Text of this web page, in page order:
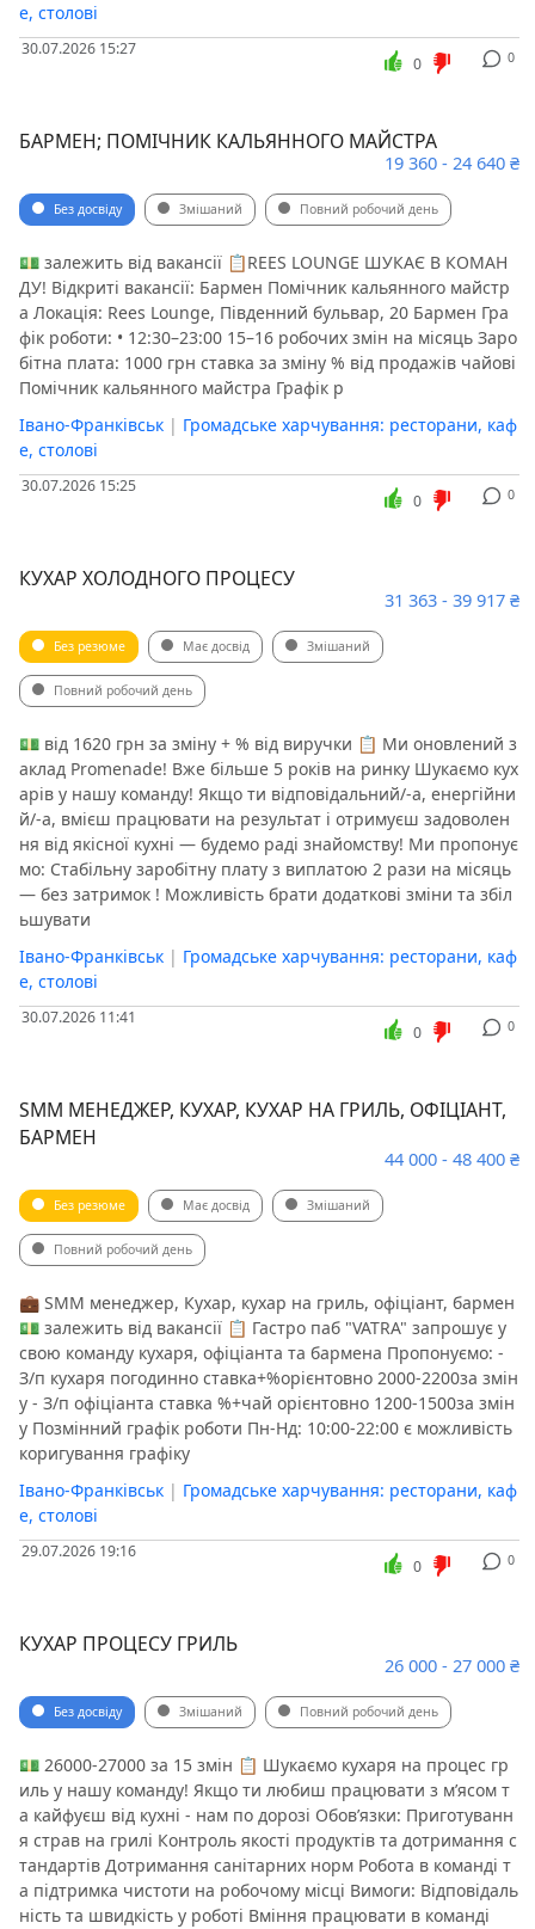
е, столові
30.07.2026 15:27 0
0
БАРМЕН; ПОМІЧНИК КАЛЬЯННОГО МАЙСТРА
19 360 - 24 640 ₴
Без досвіду Змішаний Повний робочий день
💵 залежить від вакансії 📋REES LOUNGE ШУКАЄ В КОМАН
ДУ! Відкриті вакансії: Бармен Помічник кальянного майстр
а Локація: Rees Lounge, Південний бульвар, 20 Бармен Гра
фік роботи: • 12:30–23:00 15–16 робочих змін на місяць Заро
бітна плата: 1000 грн ставка за зміну % від продажів чайові
Помічник кальянного майстра Графік р
Івано-Франківськ | Громадське харчування: ресторани, каф
е, столові
30.07.2026 15:25 0
0
КУХАР ХОЛОДНОГО ПРОЦЕСУ
31 363 - 39 917 ₴
Без резюме Має досвід Змішаний
Повний робочий день
💵 від 1620 грн за зміну + % від виручки 📋 Ми оновлений з
аклад Promenade! Вже більше 5 років на ринку Шукаємо кух
арів у нашу команду! Якщо ти відповідальний/-а, енергійни
й/-а, вмієш працювати на результат і отримуєш задоволен
ня від якісної кухні — будемо раді знайомству! Ми пропонує
мо: Стабільну заробітну плату з виплатою 2 рази на місяць
— без затримок ! Можливість брати додаткові зміни та збіл
ьшувати
Івано-Франківськ | Громадське харчування: ресторани, каф
е, столові
30.07.2026 11:41 0
0
SMM МЕНЕДЖЕР, КУХАР, КУХАР НА ГРИЛЬ, ОФІЦІАНТ,
БАРМЕН
44 000 - 48 400 ₴
Без резюме Має досвід Змішаний
Повний робочий день
💼 SMM менеджер, Кухар, кухар на гриль, офіціант, бармен
‎💵 залежить від вакансії ‎📋 Гастро паб "VATRA" запрошує у
свою команду кухаря, офіціанта та бармена ‎Пропонуємо: ‎-
З/п кухаря погодинно ставка+%орієнтовно 2000-2200за змін
у ‎- З/п офіціанта ставка %+чай ‎орієнтовно 1200-1500за змін
у ‎Позмінний графік роботи Пн-Нд: 10:00-22:00 є можливість
коригування графіку
Івано-Франківськ | Громадське харчування: ресторани, каф
е, столові
29.07.2026 19:16 0
0
КУХАР ПРОЦЕСУ ГРИЛЬ
26 000 - 27 000 ₴
Без досвіду Змішаний Повний робочий день
💵 26000-27000 за 15 змін 📋 Шукаємо кухаря на процес гр
иль у нашу команду! Якщо ти любиш працювати з м’ясом т
а кайфуєш від кухні - нам по дорозі Обов’язки: Приготуванн
я страв на грилі Контроль якості продуктів та дотримання с
тандартів Дотримання санітарних норм Робота в команді т
а підтримка чистоти на робочому місці Вимоги: Відповідаль
ність та швидкість у роботі Вміння працювати в команді